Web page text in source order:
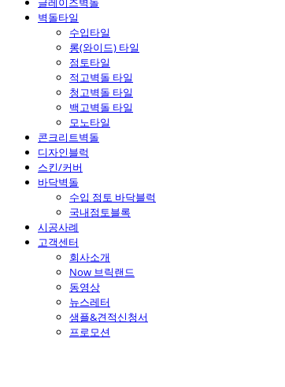
벽돌타일
수입타일
롱(와이드) 타일
점토타일
적고벽돌 타일
청고벽돌 타일
백고벽돌 타일
모노타일
콘크리트벽돌
디자인블럭
스킨/커버
바닥벽돌
수입 점토 바닥블럭
국내점토블록
시공사례
고객센터
회사소개
Now 브릭랜드
동영상
뉴스레터
샘플&견적신청서
프로모션